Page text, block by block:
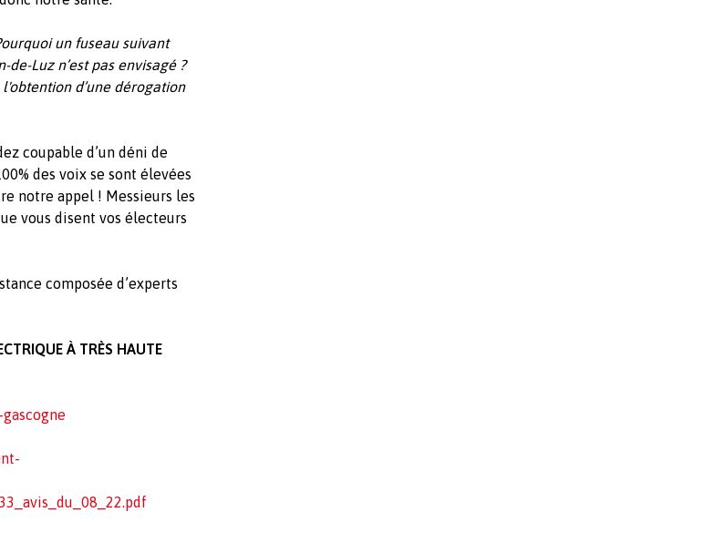
un fuseau suivant
Luz n’est pas envisagé ?
d’une dérogation
coupable d’un déni de
des voix se sont élevées
notre appel ! Messieurs les
vous disent vos électeurs
composée d’experts
À TRÈS HAUTE